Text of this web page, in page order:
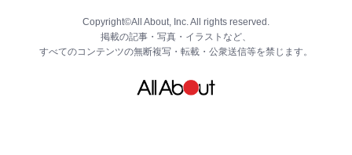
Copyright©All About, Inc. All rights reserved.
掲載の記事・写真・イラストなど、
すべてのコンテンツの無断複写・転載・公衆送信等を禁じます。